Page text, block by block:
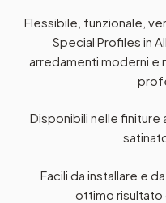
Flessibile, funzionale,
Special Profiles in
arredamenti moderni e
Disponibili nelle finiture
Facili da installare e
ottimo risultato